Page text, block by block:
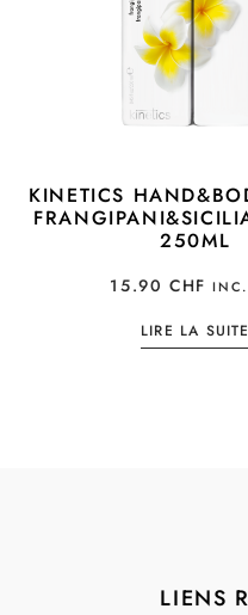
KINETICS
250ML
15.90 CHF
LIRE LA SUITE
LIENS